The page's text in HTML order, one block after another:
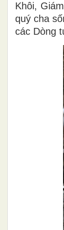
Khôi,
quý cha
các Dòng